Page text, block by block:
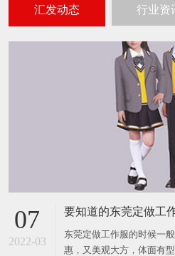
汇发动态 行业资
07
2022-03
东莞定做工作服的时候一
惠，又美观大方，体面有